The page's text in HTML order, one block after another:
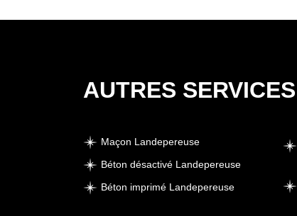
AUTRES SERVICES
Maçon Landepereuse
Béton désactivé Landepereuse
Béton imprimé Landepereuse